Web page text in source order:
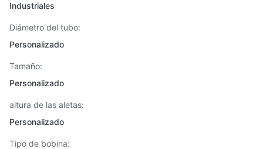
Industriales
Diámetro del tubo:
Personalizado
Tamaño:
Personalizado
altura de las aletas:
Personalizado
Tipo de bobina: